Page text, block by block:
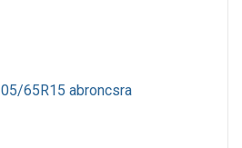
65R15 abroncsra